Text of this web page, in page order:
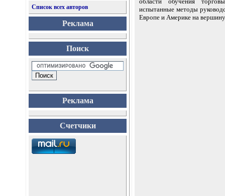
Список всех авторов
Реклама
Поиск
Реклама
Счетчики
испытанные методы
Европе и Америке на